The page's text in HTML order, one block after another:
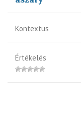
Kontextus
Értékelés